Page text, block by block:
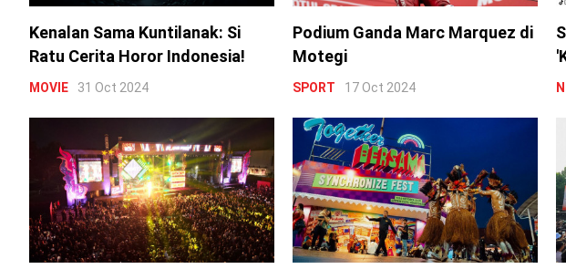
Kenalan Sama Kuntilanak: Si
Ratu Cerita Horor Indonesia!
MOVIE 31 Oct 2024
Podium Ganda Marc Marquez di
Motegi
SPORT 17 Oct 2024